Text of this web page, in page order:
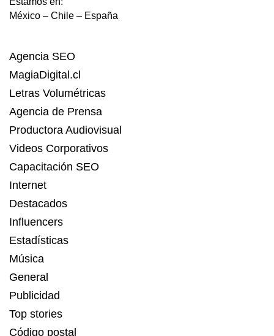
México – Chile – España
Agencia SEO
MagiaDigital.cl
Letras Volumétricas
Agencia de Prensa
Productora Audiovisual
Videos Corporativos
Capacitación SEO
Internet
Destacados
Influencers
Estadísticas
Música
General
Publicidad
Top stories
Código postal